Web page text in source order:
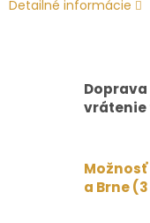
Detailné informácie
vrátenie
a Brne